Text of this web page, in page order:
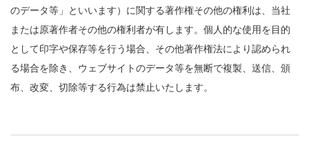
のデータ等」といいます）に関する著作権その他の権利は、当社
または原著作者その他の権利者が有します。個人的な使用を目的
として印字や保存等を行う場合、その他著作権法により認められ
る場合を除き、ウェブサイトのデータ等を無断で複製、送信、頒
布、改変、切除等する行為は禁止いたします。